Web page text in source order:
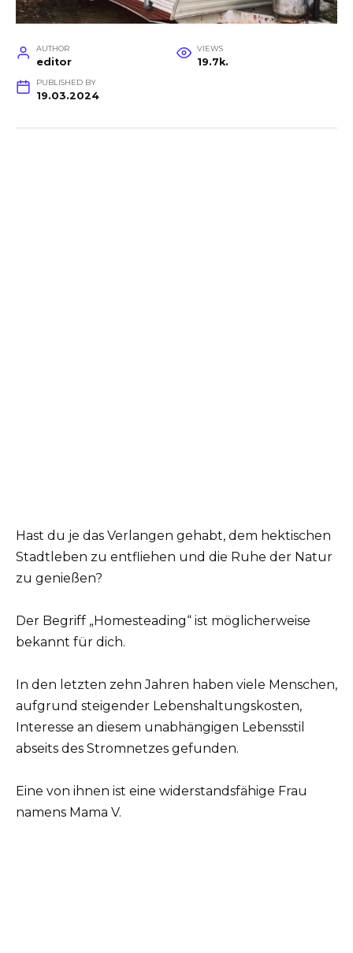
AUTHOR
editor
VIEWS
19.7k.
PUBLISHED BY
19.03.2024
Hast du je das Verlangen gehabt, dem hektischen
Stadtleben zu entfliehen und die Ruhe der Natur
zu genießen?
Der Begriff „Homesteading“ ist möglicherweise
bekannt für dich.
In den letzten zehn Jahren haben viele Menschen,
aufgrund steigender Lebenshaltungskosten,
Interesse an diesem unabhängigen Lebensstil
abseits des Stromnetzes gefunden.
Eine von ihnen ist eine widerstandsfähige Frau
namens Mama V.